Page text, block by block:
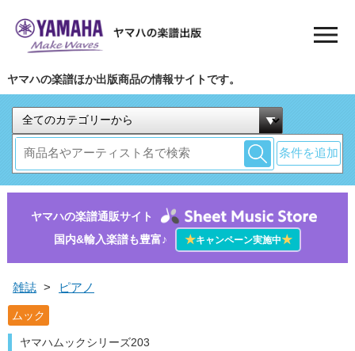
ヤマハの楽譜ほか出版商品の情報サイトです。
条件を追加
ヤマハの楽譜通販サイト
国内&輸入楽譜も豊富♪
★キャンペーン実施中★
雑誌 > ピアノ
ムック
ヤマハムックシリーズ203